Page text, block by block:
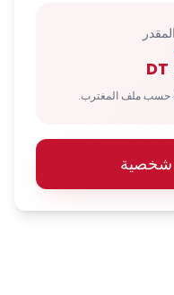
DT
شخصية